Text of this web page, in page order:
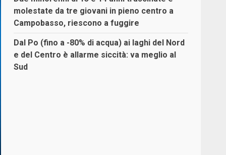
molestate da tre giovani in pieno centro a
Campobasso, riescono a fuggire
Dal Po (fino a -80% di acqua) ai laghi del Nord
e del Centro è allarme siccità: va meglio al
Sud